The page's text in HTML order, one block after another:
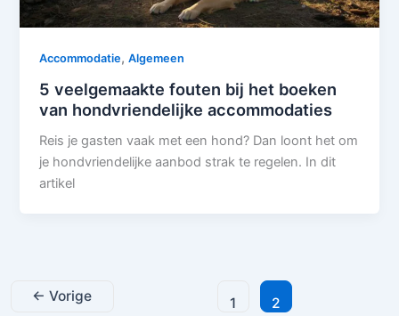
Accommodatie,Algemeen
5 veelgemaakte fouten bij het boeken
van hondvriendelijke accommodaties
Reis je gasten vaak met een hond? Dan loont het om
je hondvriendelijke aanbod strak te regelen. In dit
artikel
← Vorige 1 2